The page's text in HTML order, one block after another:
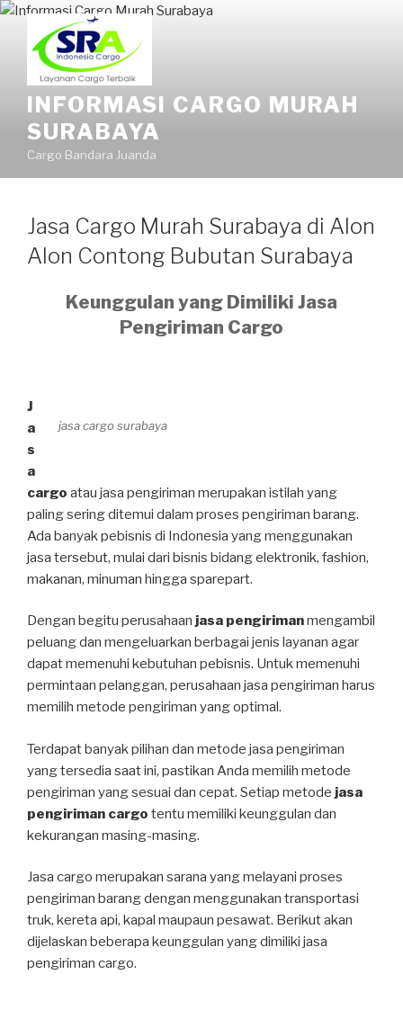
INFORMASI CARGO MURAH
SURABAYA
Cargo Bandara Juanda
Jasa Cargo Murah Surabaya di Alon
Alon Contong Bubutan Surabaya
Keunggulan yang Dimiliki Jasa
Pengiriman Cargo
jasa cargo surabaya
J
a
s
a
cargo atau jasa pengiriman merupakan istilah yang
paling sering ditemui dalam proses pengiriman barang.
Ada banyak pebisnis di Indonesia yang menggunakan
jasa tersebut, mulai dari bisnis bidang elektronik, fashion,
makanan, minuman hingga sparepart.
Dengan begitu perusahaan jasa pengirimanmengambil
peluang dan mengeluarkan berbagai jenis layanan agar
dapat memenuhi kebutuhan pebisnis. Untuk memenuhi
permintaan pelanggan, perusahaan jasa pengiriman harus
memilih metode pengiriman yang optimal.
Terdapat banyak pilihan dan metode jasa pengiriman
yang tersedia saat ini, pastikan Anda memilih metode
pengiriman yang sesuai dan cepat. Setiap metode jasa
pengiriman cargo tentu memiliki keunggulan dan
kekurangan masing-masing.
Jasa cargo merupakan sarana yang melayani proses
pengiriman barang dengan menggunakan transportasi
truk, kereta api, kapal maupaun pesawat. Berikut akan
dijelaskan beberapa keunggulan yang dimiliki jasa
pengiriman cargo.